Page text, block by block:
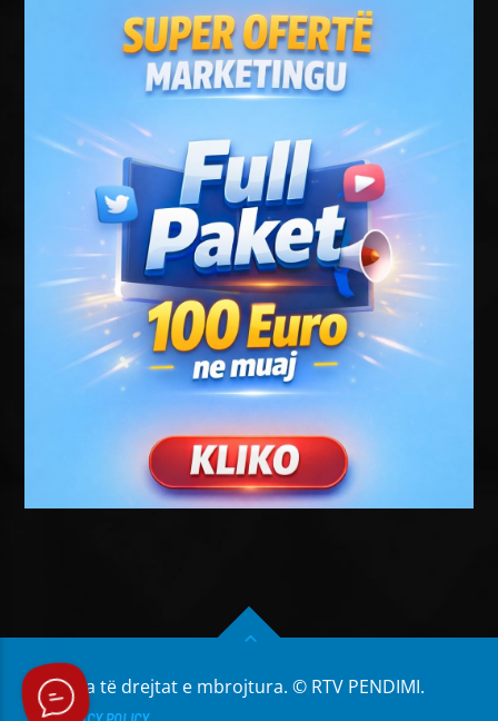
Të gjitha të drejtat e mbrojtura. © RTV PENDIMI.